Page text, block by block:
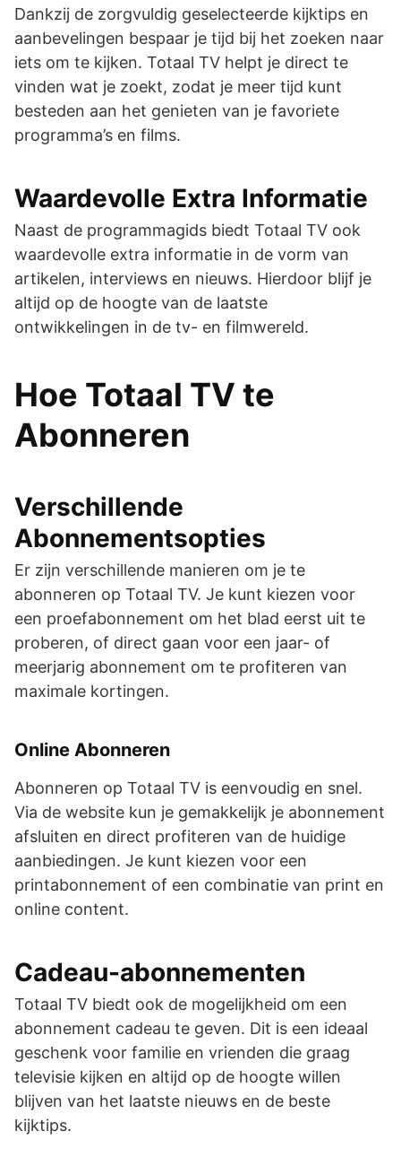
Dankzij de zorgvuldig geselecteerde kijktips en
aanbevelingen bespaar je tijd bij het zoeken naar
iets om te kijken. Totaal TV helpt je direct te
vinden wat je zoekt, zodat je meer tijd kunt
besteden aan het genieten van je favoriete
programma’s en films.
Waardevolle Extra Informatie
Naast de programmagids biedt Totaal TV ook
waardevolle extra informatie in de vorm van
artikelen, interviews en nieuws. Hierdoor blijf je
altijd op de hoogte van de laatste
ontwikkelingen in de tv- en filmwereld.
Hoe Totaal TV te
Abonneren
Verschillende
Abonnementsopties
Er zijn verschillende manieren om je te
abonneren op Totaal TV. Je kunt kiezen voor
een proefabonnement om het blad eerst uit te
proberen, of direct gaan voor een jaar- of
meerjarig abonnement om te profiteren van
maximale kortingen.
Online Abonneren
Abonneren op Totaal TV is eenvoudig en snel.
Via de website kun je gemakkelijk je abonnement
afsluiten en direct profiteren van de huidige
aanbiedingen. Je kunt kiezen voor een
printabonnement of een combinatie van print en
online content.
Cadeau-abonnementen
Totaal TV biedt ook de mogelijkheid om een
abonnement cadeau te geven. Dit is een ideaal
geschenk voor familie en vrienden die graag
televisie kijken en altijd op de hoogte willen
blijven van het laatste nieuws en de beste
kijktips.